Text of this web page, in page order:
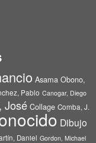
Asama Obono,
Pablo Canogar, Diego
José Collage Comba, J.
Dibujo
Daniel Gordon, Michael